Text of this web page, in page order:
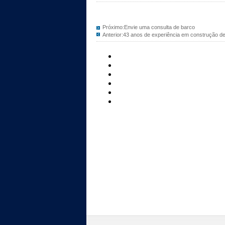
Próximo:Envie uma consulta de barco
Anterior:43 anos de experiência em construção